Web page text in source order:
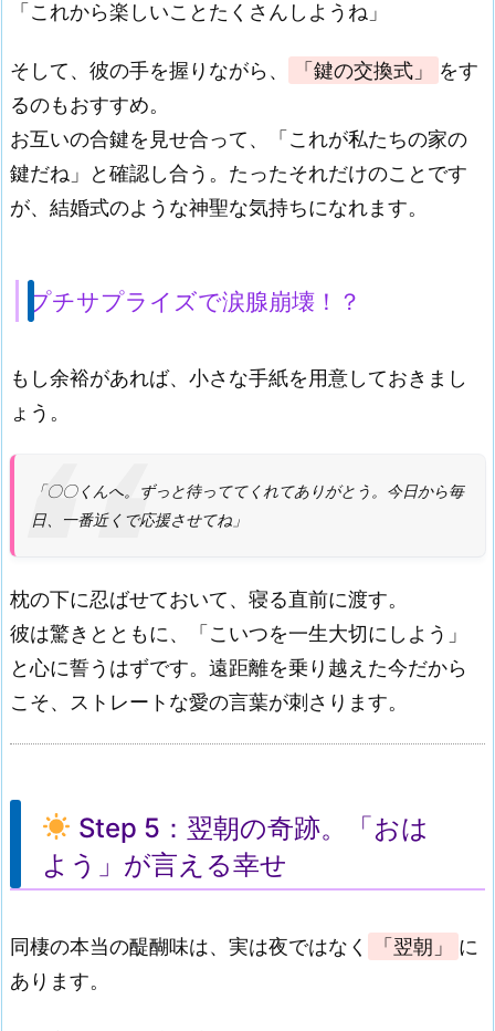
「これから楽しいことたくさんしようね」
そして、彼の手を握りながら、 「鍵の交換式」
をす
るのもおすすめ。
お互いの合鍵を見せ合って、「これが私たちの家の
鍵だね」と確認し合う。たったそれだけのことです
が、結婚式のような神聖な気持ちになれます。
プチサプライズで涙腺崩壊！？
もし余裕があれば、小さな手紙を用意しておきまし
ょう。
「〇〇くんへ。ずっと待っててくれてありがとう。今日から毎
日、一番近くで応援させてね」
枕の下に忍ばせておいて、寝る直前に渡す。
彼は驚きとともに、「こいつを一生大切にしよう」
と心に誓うはずです。遠距離を乗り越えた今だから
こそ、ストレートな愛の言葉が刺さります。
Step 5：翌朝の奇跡。「おは
よう」が言える幸せ
同棲の本当の醍醐味は、実は夜ではなく 「翌朝」
に
あります。